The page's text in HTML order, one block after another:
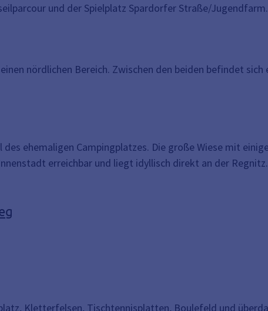
und der Spielplatz Spardorfer Straße/Jugendfarm.
nördlichen Bereich. Zwischen den beiden befindet sich
ehemaligen Campingplatzes. Die große Wiese mit
erreichbar und liegt idyllisch direkt an der
Kletterfelsen, Tischtennisplatten, Boulefeld und